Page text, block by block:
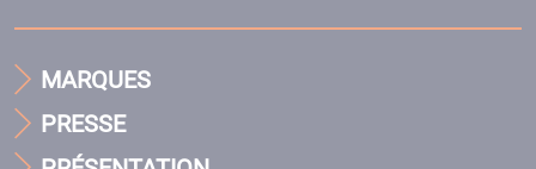
MARQUES
PRESSE